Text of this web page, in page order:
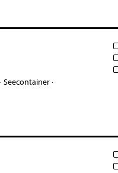
·Seecontainer·